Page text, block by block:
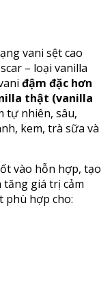
vani sệt cao
– loại vanilla
đậm đặc hơn
thật (vanilla
tự nhiên, sâu,
kem, trà sữa và
vào hỗn hợp, tạo
tăng giá trị cảm
phù hợp cho: